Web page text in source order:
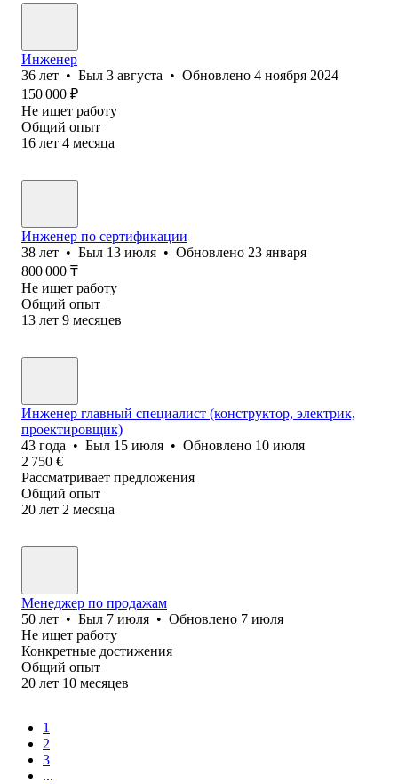
Инженер
36 лет • Был 3 августа • Обновлено 4 ноября 2024
150 000 ₽
Не ищет работу
Общий опыт
16 лет 4 месяца
Инженер по сертификации
38 лет • Был 13 июля • Обновлено 23 января
800 000 ₸
Не ищет работу
Общий опыт
13 лет 9 месяцев
Инженер главный специалист (конструктор, электрик,
проектировщик)
43 года • Был 15 июля • Обновлено 10 июля
2 750 €
Рассматривает предложения
Общий опыт
20 лет 2 месяца
Менеджер по продажам
50 лет • Был 7 июля • Обновлено 7 июля
Не ищет работу
Конкретные достижения
Общий опыт
20 лет 10 месяцев
1
2
3
...